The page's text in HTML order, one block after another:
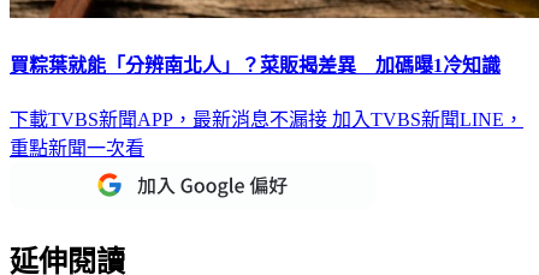
買粽葉就能「分辨南北人」？菜販揭差異 加碼曝1冷知識
下載TVBS新聞APP，最新消息不漏接 加入TVBS新聞LINE，
重點新聞一次看
延伸閱讀